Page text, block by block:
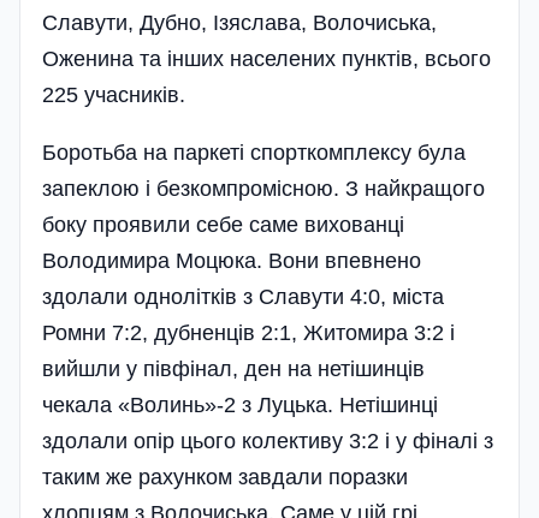
Славути, Дубно, Ізяслава, Волочиська,
Оженина та інших населених пунктів, всього
225 учасників.
Боротьба на паркеті спорткомплексу була
запеклою і безкомпромісною. З найкращого
боку проявили себе саме вихованці
Володимира Моцюка. Вони впевнено
здолали однолітків з Славути 4:0, міста
Ромни 7:2, дубненців 2:1, Житомира 3:2 і
вийшли у півфінал, ден на нетішинців
чекала «Волинь»-2 з Луцька. Неті­шинці
здолали опір цього колективу 3:2 і у фіналі з
таким же рахунком завдали поразки
хлопцям з Волочиська. Саме у цій грі